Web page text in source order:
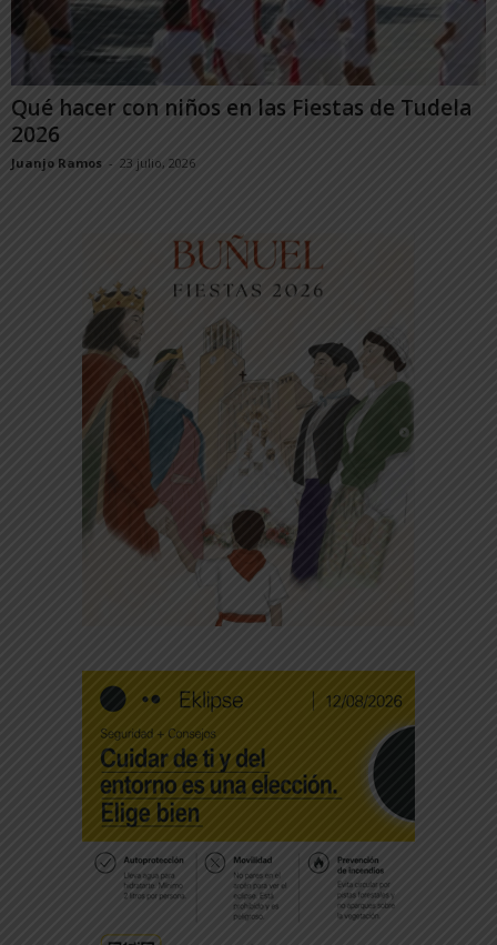
Qué hacer con niños en las Fiestas de Tudela
2026
Juanjo Ramos - 23 julio, 2026